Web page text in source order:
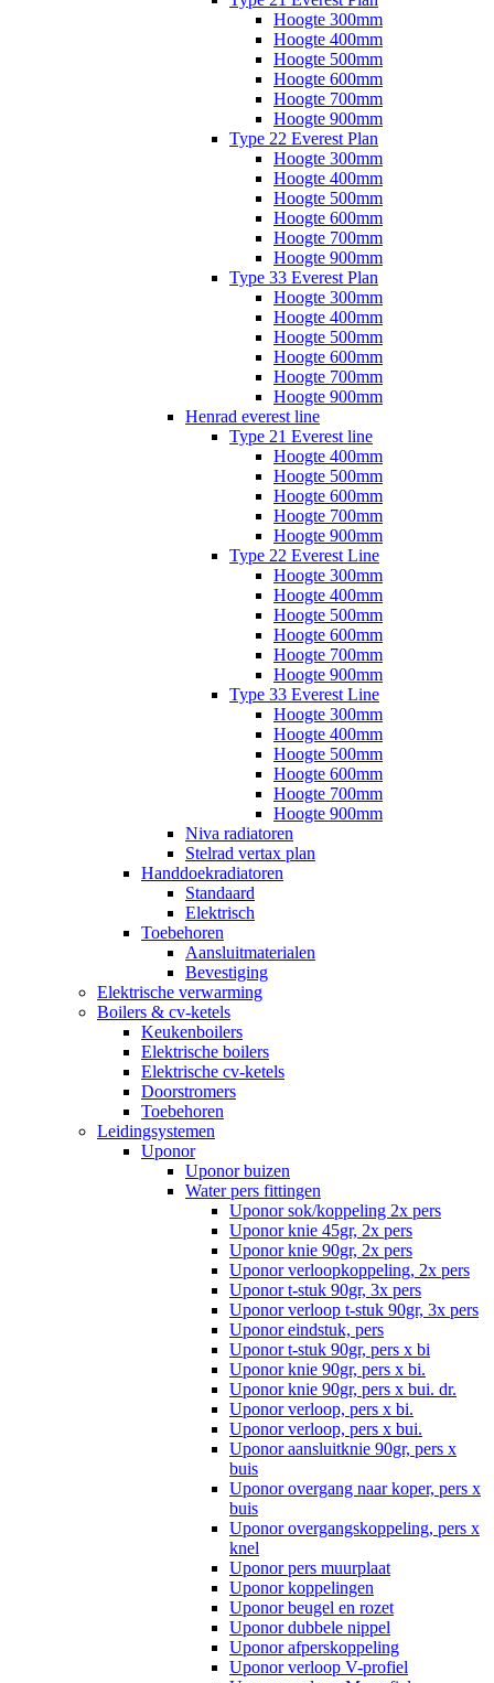
Hoogte 300mm
Hoogte 400mm
Hoogte 500mm
Hoogte 600mm
Hoogte 700mm
Hoogte 900mm
Type 22 Everest Plan
Hoogte 300mm
Hoogte 400mm
Hoogte 500mm
Hoogte 600mm
Hoogte 700mm
Hoogte 900mm
Type 33 Everest Plan
Hoogte 300mm
Hoogte 400mm
Hoogte 500mm
Hoogte 600mm
Hoogte 700mm
Hoogte 900mm
Henrad everest line
Type 21 Everest line
Hoogte 400mm
Hoogte 500mm
Hoogte 600mm
Hoogte 700mm
Hoogte 900mm
Type 22 Everest Line
Hoogte 300mm
Hoogte 400mm
Hoogte 500mm
Hoogte 600mm
Hoogte 700mm
Hoogte 900mm
Type 33 Everest Line
Hoogte 300mm
Hoogte 400mm
Hoogte 500mm
Hoogte 600mm
Hoogte 700mm
Hoogte 900mm
Niva radiatoren
Stelrad vertax plan
Handdoekradiatoren
Standaard
Elektrisch
Toebehoren
Aansluitmaterialen
Bevestiging
Elektrische verwarming
Boilers & cv-ketels
Keukenboilers
Elektrische boilers
Elektrische cv-ketels
Doorstromers
Toebehoren
Leidingsystemen
Uponor
Uponor buizen
Water pers fittingen
Uponor sok/koppeling 2x pers
Uponor knie 45gr, 2x pers
Uponor knie 90gr, 2x pers
Uponor verloopkoppeling, 2x pers
Uponor t-stuk 90gr, 3x pers
Uponor verloop t-stuk 90gr, 3x pers
Uponor eindstuk, pers
Uponor t-stuk 90gr, pers x bi
Uponor knie 90gr, pers x bi.
Uponor knie 90gr, pers x bui. dr.
Uponor verloop, pers x bi.
Uponor verloop, pers x bui.
Uponor aansluitknie 90gr, pers x
buis
Uponor overgang naar koper, pers x
buis
Uponor overgangskoppeling, pers x
knel
Uponor pers muurplaat
Uponor koppelingen
Uponor beugel en rozet
Uponor dubbele nippel
Uponor afperskoppeling
Uponor verloop V-profiel